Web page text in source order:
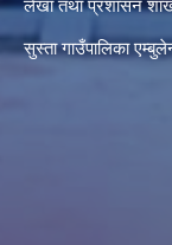
लेखा तथा प्रशासन
सुस्ता गाउँपालिका